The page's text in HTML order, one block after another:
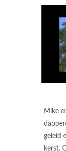
Mike
geleid
kerst.